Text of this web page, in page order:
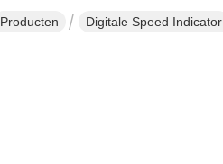
Producten Digitale Speed Indicator